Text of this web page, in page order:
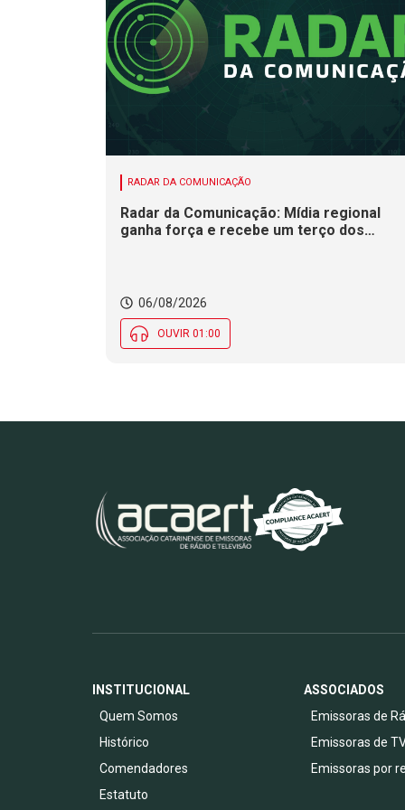
RADAR DA COMUNICAÇÃO
Radar da Comunicação: Mídia regional
ganha força e recebe um terço dos
06/08/2026
OUVIR 01:00
INSTITUCIONAL
Quem Somos
Histórico
Comendadores
Estatuto
ASSOCIADOS
Emissoras de
Emissoras de
Emissoras por